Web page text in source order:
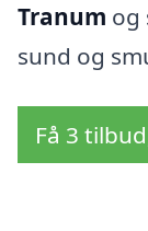
Tranum og
sund og
Få 3